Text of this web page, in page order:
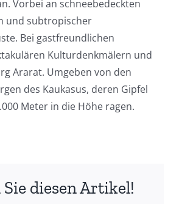
Vorbei an schneebedeckten
und subtropischer
Bei gastfreundlichen
Kulturdenkmälern und
Ararat. Umgeben von den
des Kaukasus, deren Gipfel
Meter in die Höhe ragen.
Sie diesen Artikel!